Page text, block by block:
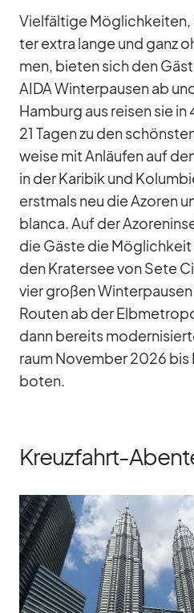
Viel­fäl­tige
ter ex­tra lange und ganz
men, bie­ten sich den
AIDA Win­ter­pau­sen ab
Ham­burg aus rei­sen sie
21 Ta­gen zu den
weise mit An­läu­fen auf
in der Ka­ri­bik und
erst­mals neu die Azo­ren
blanca. Auf der
die Gäste die
den Kra­ter­see von Sete
vier gro­ßen
Rou­ten ab der
dann be­reits
raum No­vem­ber 2026
bo­ten.
Kreuzfahrt-